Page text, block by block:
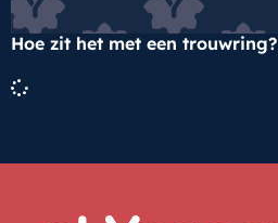
Hoe zit het met een trouwring?